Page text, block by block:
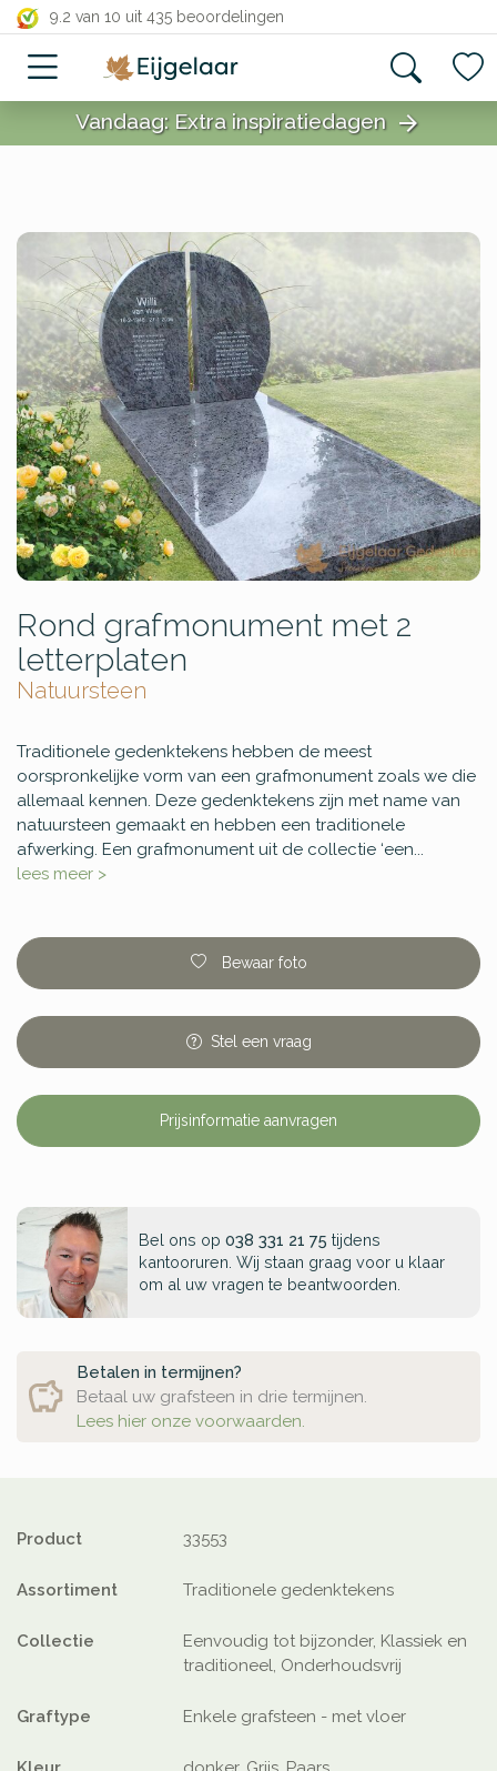
9.2 van 10 uit 435 beoordelingen
close
Vandaag: Extra inspiratiedagen arrow_forward
Rond grafmonument met 2
letterplaten
Natuursteen
Traditionele gedenktekens hebben de meest
oorspronkelijke vorm van een grafmonument zoals we die
allemaal kennen. Deze gedenktekens zijn met name van
natuursteen gemaakt en hebben een traditionele
afwerking. Een grafmonument uit de collectie ‘een...
lees meer >
Bewaar foto
Stel een vraag
Prijsinformatie aanvragen
Bel ons op 038 331 21 75 tijdens
kantooruren. Wij staan graag voor u klaar
om al uw vragen te beantwoorden.
Betalen in termijnen?
Betaal uw grafsteen in drie termijnen.
Lees hier onze voorwaarden.
Product 33553
Assortiment Traditionele gedenktekens
Collectie
Eenvoudig tot bijzonder, Klassiek en
traditioneel, Onderhoudsvrij
Graftype Enkele grafsteen - met vloer